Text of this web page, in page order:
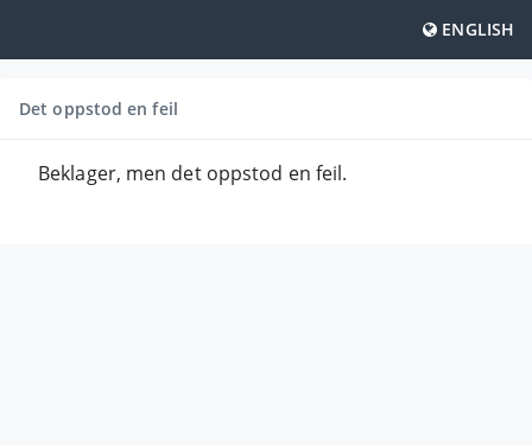
ENGLISH
Det oppstod en feil
Beklager, men det oppstod en feil.